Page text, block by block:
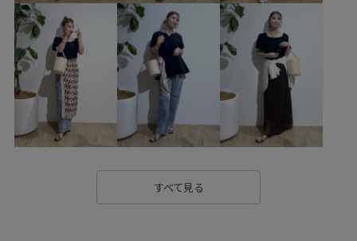
picniccoupon ROPÉPICNIC_TIMESALE RP25AW
RP25AWsale値下げ RP25AW_restock RP25SS
RP26SSceremony RP26SSceremony_pick RPdenim
RPカーディガンインナー RP秋色トップス
SALEtops_pickup きれいに見える きれいめ
ウエスト革命デニム オケージョン
オフィスカジュアル オンにもオフにも
すべて見る